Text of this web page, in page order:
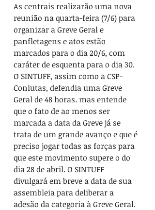
As centrais realizarão uma nova
reunião na quarta-feira (7/6) para
organizar a Greve Geral e
panfletagens e atos estão
marcados para o dia 20/6, com
caráter de esquenta para o dia 30.
O SINTUFF, assim como a CSP-
Conlutas, defendia uma Greve
Geral de 48 horas. mas entende
que o fato de ao menos ser
marcada a data da Greve já se
trata de um grande avanço e que é
preciso jogar todas as forças para
que este movimento supere o do
dia 28 de abril. O SINTUFF
divulgará em breve a data de sua
assembleia para deliberar a
adesão da categoria à Greve Geral.